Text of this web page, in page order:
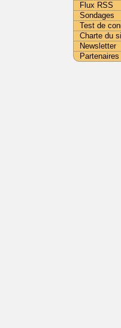
Flux RSS
Sondages
Test de
Charte du
Newsletter
Partenaires